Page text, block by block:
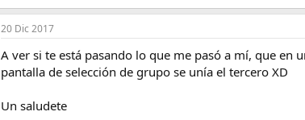
20 Dic 2017
A ver si te está pasando lo que me pasó a mí, que en
pantalla de selección de grupo se unía el tercero XD
Un saludete